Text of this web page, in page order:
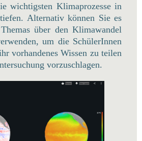
wichtigsten Klimaprozesse in
Alternativ können Sie es
über den Klimawandel
um die SchülerInnen
vorhandenes Wissen zu teilen
vorzuschlagen.